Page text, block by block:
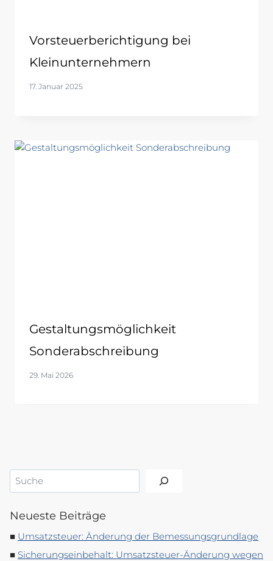
Vorsteuerberichtigung bei
Kleinunternehmern
17. Januar 2025
Gestaltungsmöglichkeit
Sonderabschreibung
29. Mai 2026
Suchen
Neueste Beiträge
Umsatzsteuer: Änderung der Bemessungsgrundlage
Sicherungseinbehalt: Umsatzsteuer-Änderung wegen